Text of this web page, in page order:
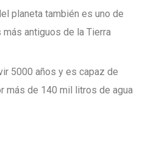
planeta también es uno de
antiguos de la Tierra
5000 años y es capaz de
más de 140 mil litros de agua